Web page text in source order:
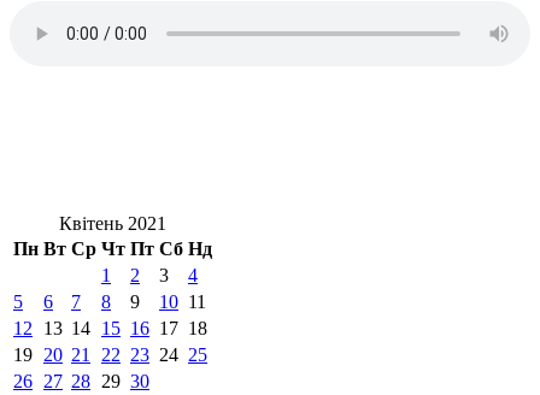
Квітень 2021
Пн Вт Ср Чт Пт Сб Нд
1
2 3
4
5
6 7 8 9 10 11
12
13 14 15 16 17 18
19 20 21 22 23 24 25
26 27 28 29 30